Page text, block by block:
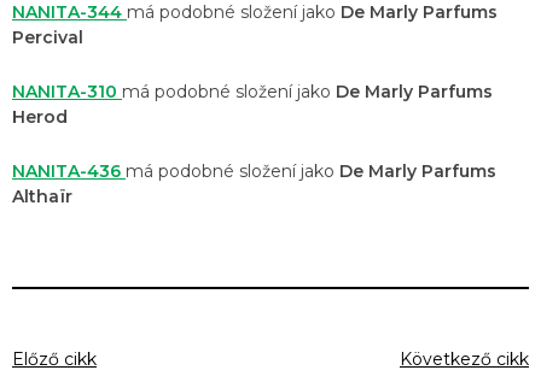
NANITA-344 má podobné složení jako De Marly Parfums
Percival
NANITA-310 má podobné složení jako De Marly Parfums
Herod
NANITA-436 má podobné složení jako De Marly Parfums
Althaïr
Előző cikk Következő cikk